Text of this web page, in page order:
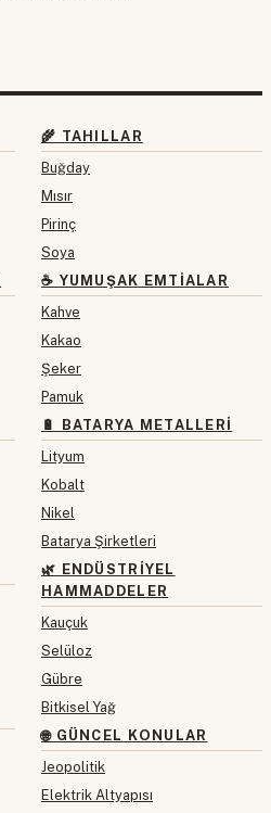
🌾 TAHILLAR
Buğday
Mısır
Pirinç
Soya
☕ YUMUŞAK EMTIALAR
Kahve
Kakao
Şeker
Pamuk
🔋 BATARYA METALLERI
Lityum
Kobalt
Nikel
Batarya Şirketleri
🌿 ENDÜSTRIYEL
HAMMADDELER
Kauçuk
Selüloz
Gübre
Bitkisel Yağ
🌐 GÜNCEL KONULAR
Jeopolitik
Elektrik Altyapısı